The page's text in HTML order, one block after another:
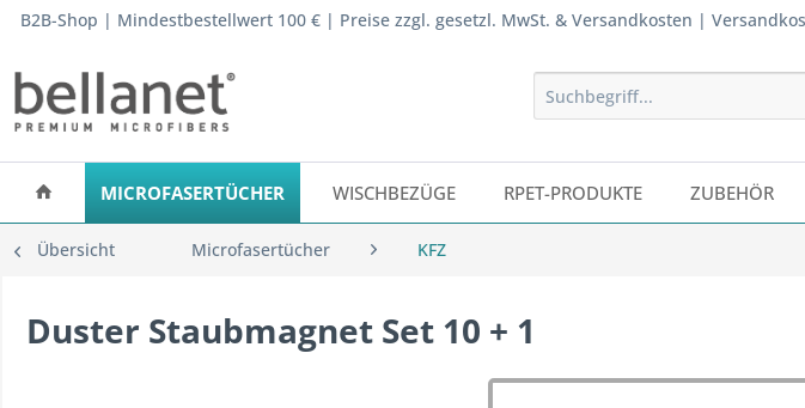
B2B-Shop | Mindestbestellwert 100 € | Preise zzgl. gesetzl. MwSt. & Versandkosten |
MICROFASERTÜCHER WISCHBEZÜGE RPET-PRODUKTE ZUBEHÖR
Übersicht Microfasertücher KFZ
Duster Staubmagnet Set 10 + 1